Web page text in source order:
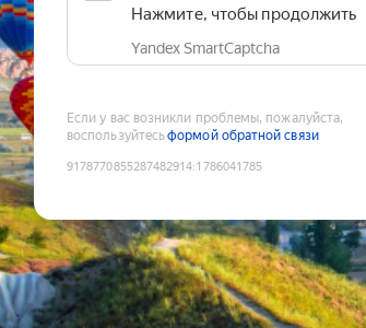
Нажмите, чтобы продолжить
Yandex SmartCaptcha
Если у вас возникли проблемы, пожалуйста,
воспользуйтесьформой обратной связи
9178770855287482914:1786041785